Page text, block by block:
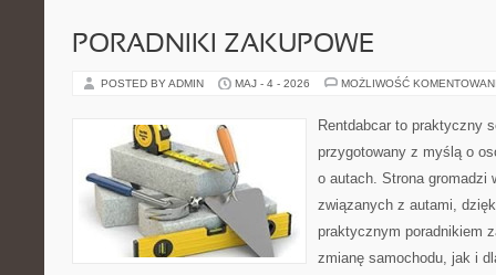
PORADNIKI ZAKUPOWE
POSTED BY ADMIN MAJ - 4 - 2026 MOŻLIWOŚĆ
Rentdabcar to praktyczny
przygotowany z myślą o
o autach. Strona gromadzi
związanych z autami,
praktycznym poradnikiem
zmianę samochodu, jak i